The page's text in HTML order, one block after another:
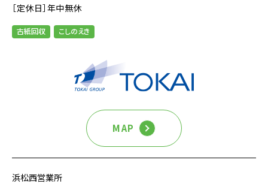
［定休日］年中無休
古紙回収 こしのえき
MAP
浜松西営業所